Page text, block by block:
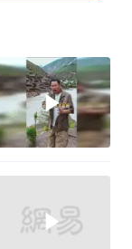
79岁老人被城管撞倒后离世案一审开庭